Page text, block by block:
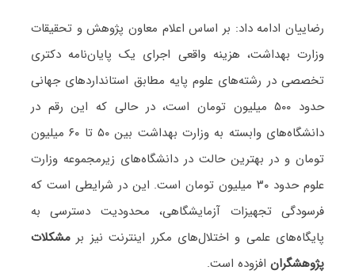
رضاییان ادامه داد: بر اساس اعلام معاون پژوهش و تحقیقات
وزارت بهداشت، هزینه واقعی اجرای یک پایان‌نامه دکتری
تخصصی در رشته‌های علوم پایه مطابق استانداردهای جهانی
حدود ۵۰۰ میلیون تومان است، در حالی که این رقم در
دانشگاه‌های وابسته به وزارت بهداشت بین ۵۰ تا ۶۰ میلیون
تومان و در بهترین حالت در دانشگاه‌های زیرمجموعه وزارت
علوم حدود ۳۰ میلیون تومان است. این در شرایطی است که
فرسودگی تجهیزات آزمایشگاهی، محدودیت دسترسی به
پایگاه‌های علمی و اختلال‌های مکرر اینترنت نیز برمشکلات
پژوهشگرانافزوده است.